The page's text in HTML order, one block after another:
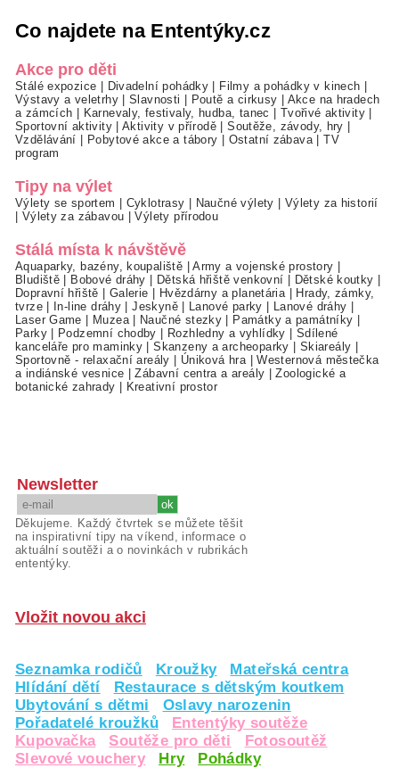
Co najdete na Ententýky.cz
Akce pro děti
Stálé expozice Divadelní pohádky Filmy a pohádky v kinech
Výstavy a veletrhy|Slavnosti Poutě a cirkusy
Akce na hradech
a zámcích
Karnevaly, festivaly, hudba, tanec Tvořivé aktivity
Sportovní aktivity|Aktivity v přírodě |Soutěže, závody, hry
Vzdělávání
Pobytové akce a tábory Ostatní zábava |TV
program
Tipy na výlet
Výlety se sportem Cyklotrasy Naučné výlety
Výlety za historií
Výlety za zábavou |Výlety přírodou
Stálá místa k návštěvě
Aquaparky, bazény, koupaliště |Army a vojenské prostory
Bludiště
Bobové dráhy Dětská hřiště venkovní Dětské koutky
Dopravní hřiště
Galerie Hvězdárny a planetária
Hrady, zámky,
tvrze| In-line dráhy |Jeskyně| Lanové parky Lanové dráhy
Laser Game
Muzea| Naučné stezky Památky a památníky
Parky| Podzemní chodby Rozhledny a vyhlídky
Sdílené
kanceláře pro maminky |Skanzeny a archeoparky Skiareály
Sportovně - relaxační areály
Úniková hra |Westernová městečka
a indiánské vesnice |Zábavní centra a areály |Zoologické a
botanické zahrady
Kreativní prostor
Newsletter
Děkujeme. Každý čtvrtek se můžete těšit
na inspirativní tipy na víkend, informace o
aktuální soutěži a o novinkách v rubrikách
ententýky.
Vložit novou akci
Seznamka rodičů Kroužky
Mateřská centra
Hlídání dětí
Restaurace s dětským koutkem
Ubytování s dětmi
Oslavy narozenin
Pořadatelé kroužků
Ententýky soutěže
Kupovačka
Soutěže pro děti
Fotosoutěž
Slevové vouchery
Hry
Pohádky